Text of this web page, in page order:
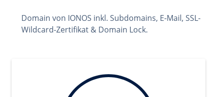
Domain von IONOS inkl. Subdomains, E-Mail, SSL-
Wildcard-Zertifikat & Domain Lock.